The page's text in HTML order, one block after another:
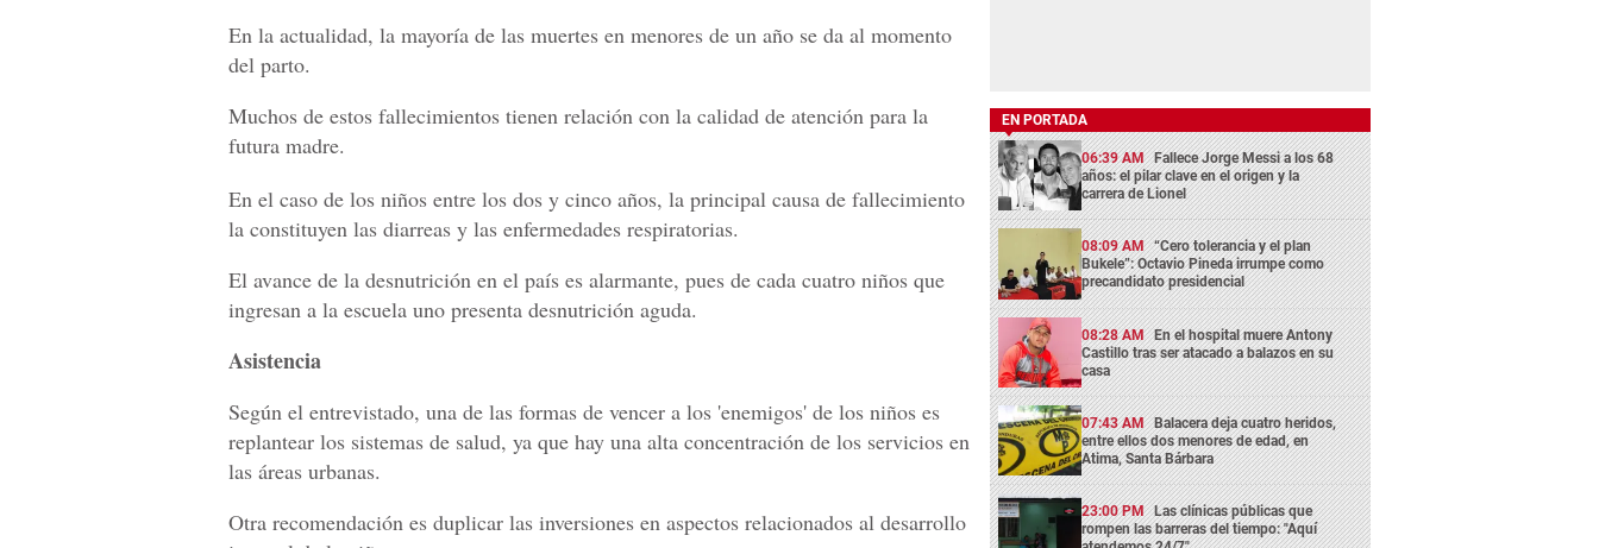
En la actualidad, la mayoría de las muertes en menores de un año se da al momento
del parto.
Muchos de estos fallecimientos tienen relación con la calidad de atención para la
futura madre.
En el caso de los niños entre los dos y cinco años, la principal causa de fallecimiento
la constituyen las diarreas y las enfermedades respiratorias.
El avance de la desnutrición en el país es alarmante, pues de cada cuatro niños que
ingresan a la escuela uno presenta desnutrición aguda.
Asistencia
Según el entrevistado, una de las formas de vencer a los 'enemigos' de los niños es
replantear los sistemas de salud, ya que hay una alta concentración de los servicios en
las áreas urbanas.
Otra recomendación es duplicar las inversiones en aspectos relacionados al desarrollo
EN PORTADA
06:39 AM Fallece Jorge Messi a los 68
años: el pilar clave en el origen y la
carrera de Lionel
08:09 AM “Cero tolerancia y el plan
Bukele”: Octavio Pineda irrumpe como
precandidato presidencial
08:28 AM En el hospital muere Antony
Castillo tras ser atacado a balazos en su
casa
07:43 AM Balacera deja cuatro heridos,
entre ellos dos menores de edad, en
Atima, Santa Bárbara
23:00 PM Las clínicas públicas que
rompen las barreras del tiempo: "Aquí